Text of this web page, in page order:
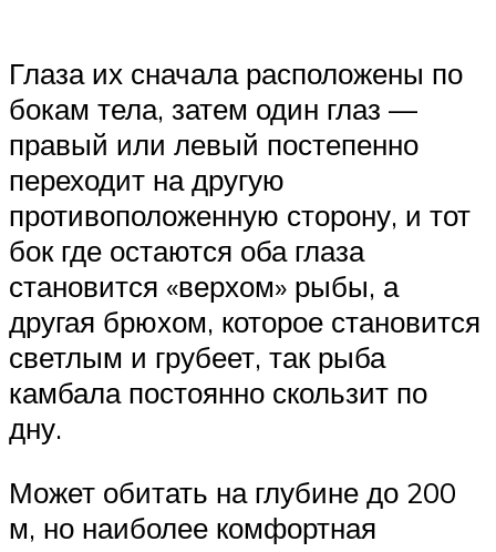
Глаза их сначала расположены по
бокам тела, затем один глаз —
правый или левый постепенно
переходит на другую
противоположенную сторону, и тот
бок где остаются оба глаза
становится «верхом» рыбы, а
другая брюхом, которое становится
светлым и грубеет, так рыба
камбала постоянно скользит по
дну.
Может обитать на глубине до 200
м, но наиболее комфортная